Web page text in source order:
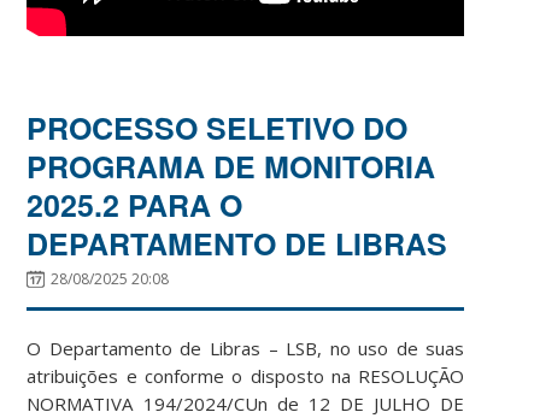
PROCESSO SELETIVO DO
PROGRAMA DE MONITORIA
2025.2 PARA O
DEPARTAMENTO DE LIBRAS
28/08/2025 20:08
O Departamento de Libras – LSB, no uso de suas
atribuições e conforme o disposto na RESOLUÇÃO
NORMATIVA 194/2024/CUn de 12 DE JULHO DE